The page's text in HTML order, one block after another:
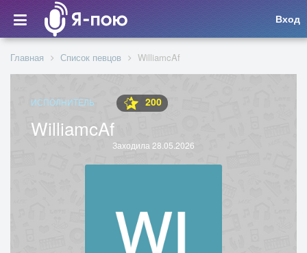
Вход
Главная Список певцов WilliamcAf
ИСПОЛНИТЕЛЬ 200
WilliamcAf
Заходила 28.05.2026